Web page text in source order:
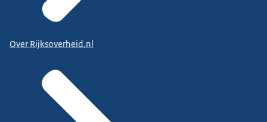
Over Rijksoverheid.nl